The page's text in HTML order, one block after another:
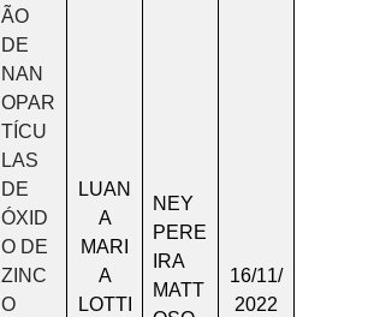
ÃO
DE
NAN
OPAR
TÍCU
LAS
DE
ÓXID
O DE
ZINC
O
LUAN
A
MARI
A
LOTTI
NEY
PERE
IRA
MATT
16/11/
2022